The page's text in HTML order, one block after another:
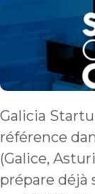
Galicia
référence
(Galice,
prépare